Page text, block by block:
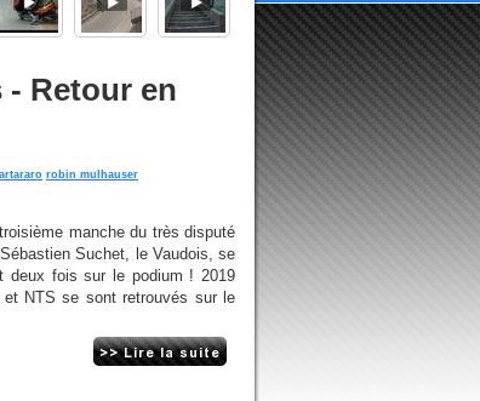
Retour en
robin mulhauser
manche du très disputé
Suchet, le Vaudois, se
deux fois sur le podium ! 2019
NTS se sont retrouvés sur le